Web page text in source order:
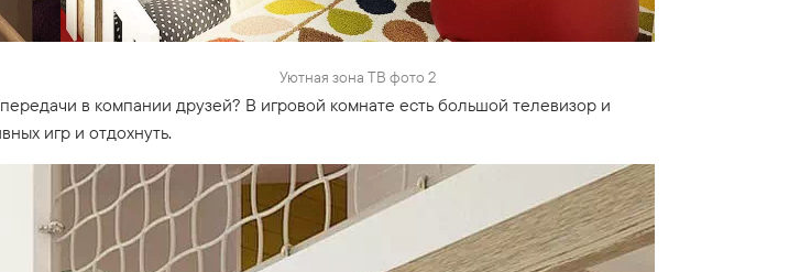
Уютная зона ТВ фото 2
в компании друзей? В игровой комнате есть большой телевизор и
игр и отдохнуть.